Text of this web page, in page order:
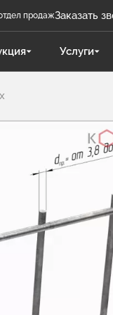
продажЗаказать
Услуги